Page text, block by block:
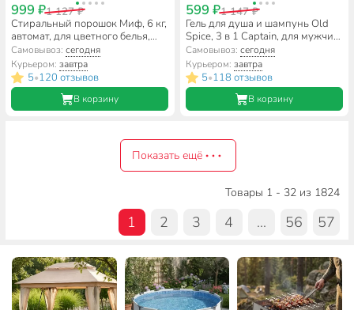
999 ₽1 127 ₽
Стиральный порошок Миф, 6 кг,
автомат, для цветного белья,
Свежий цвет
Самовывоз:сегодня
Курьером:завтра
5•120 отзывов
В корзину
599 ₽1 147 ₽
Гель для душа и шампунь Old
Spice, 3 в 1 Captain, для мужчин,
1 л
Самовывоз: сегодня
Курьером: завтра
5•118 отзывов
В корзину
Показать ещё
Товары 1 - 32 из 1824
1 2 3 4 ... 56 57